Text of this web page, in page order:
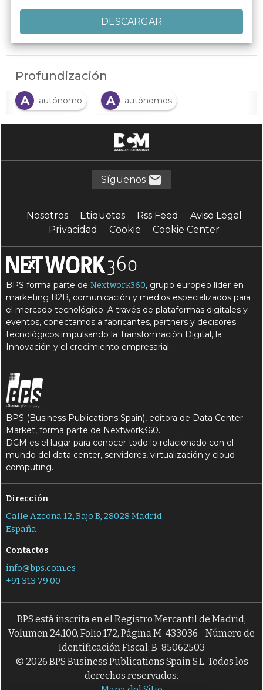
Profundización
A
autónomo A autónomos
A ayudas I Impuestos
Ley
Síguenos
Nosotros Etiquetas Rss Feed
Aviso Legal
Privacidad
Cookie Cookie Center
BPS forma parte deNextwork360, grupo europeo líder en
marketing B2B, comunicación y medios especializados para
el mercado tecnológico. A través de plataformas digitales y
eventos, conectamos a fabricantes, partners y decisores
tecnológicos impulsando la Transformación Digital, la
Innovación y el crecimiento empresarial.
BPS (Business Publications Spain), editora de Data Center
Market, forma parte de Nextwork360.
DCM es el lugar para conocer todo lo relacionado con el
mundo del data center, servidores, virtualización y cloud
computing.
Dirección
Calle Azcona 12, Bajo B, 28028 Madrid
España
Contactos
info@bps.com.es
+91 313 79 00
BPS está inscrita en el Registro Mercantil de Madrid,
Volumen 24.100, Folio 172, Página M-433036 - Número de
Identificación Fiscal: B-85062503
© 2026 BPS Business Publications Spain S.L. Todos los
derechos reservados.